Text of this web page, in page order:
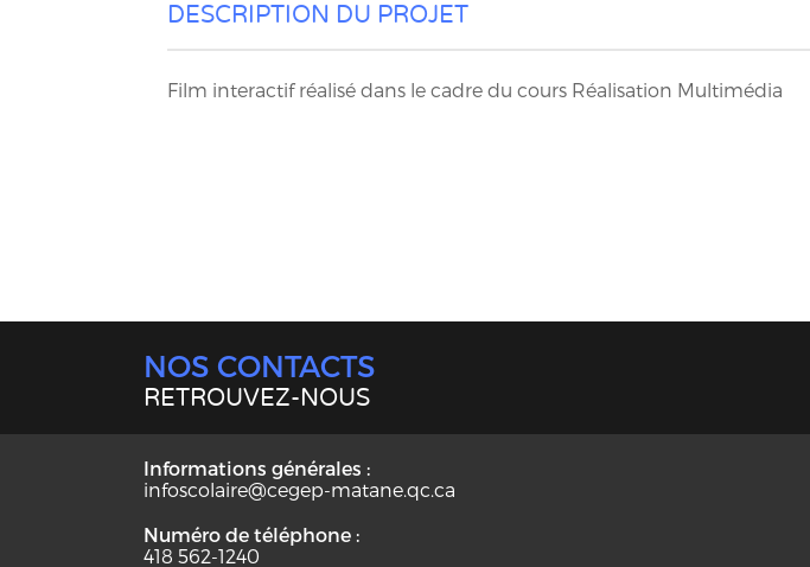
DESCRIPTION DU PROJET
Film interactif réalisé dans le cadre du cours Réalisation Multimédia
NOS CONTACTS
RETROUVEZ-NOUS
Informations générales :
infoscolaire@cegep-matane.qc.ca
Numéro de téléphone :
418 562-1240